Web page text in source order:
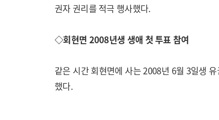
권자 권리를 적극 행사했다.
◇회현면 2008년생 생애 첫 투표 참여
같은 시간 회현면에 사는 2008년 6월 3일생
했다.​